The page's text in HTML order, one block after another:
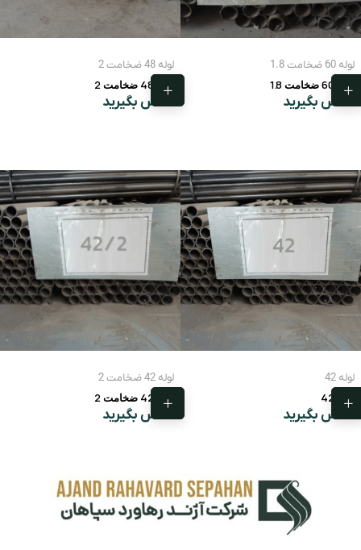
لوله 60 ضخامت 1.8
لوله 60 ضخامت 1.8
تماس بگیرید
لوله 48 ضخامت 2
لوله 48 ضخامت 2
تماس بگیرید
لوله 42
لوله 42
تماس بگیرید
لوله 42 ضخامت 2
لوله 42 ضخامت 2
تماس بگیرید